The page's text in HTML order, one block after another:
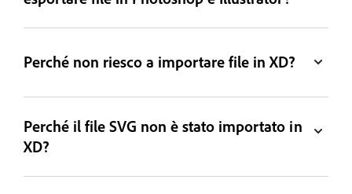
Perché non riesco a importare file in XD?
Perché il file SVG non è stato importato in
XD?